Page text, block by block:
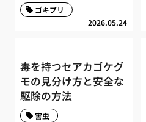
2026.05.24
ゴキブリ
毒を持つセアカゴケグ
モの見分け方と安全な
駆除の方法
害虫